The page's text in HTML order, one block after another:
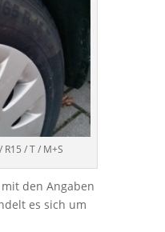
/ T / M+S
den Angaben
es sich um